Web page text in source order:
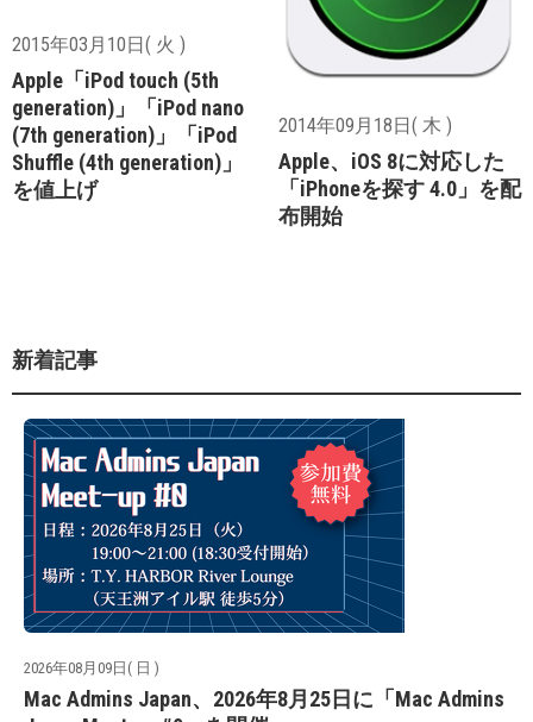
2015年03月10日( 火 )
Apple「iPod touch (5th
generation)」「iPod nano
(7th generation)」「iPod
Shuffle (4th generation)」
を値上げ
2014年09月18日( 木 )
Apple、iOS 8に対応した
「iPhoneを探す 4.0」を配
布開始
新着記事
2026年08月09日( 日 )
Mac Admins Japan、2026年8月25日に「Mac Admins